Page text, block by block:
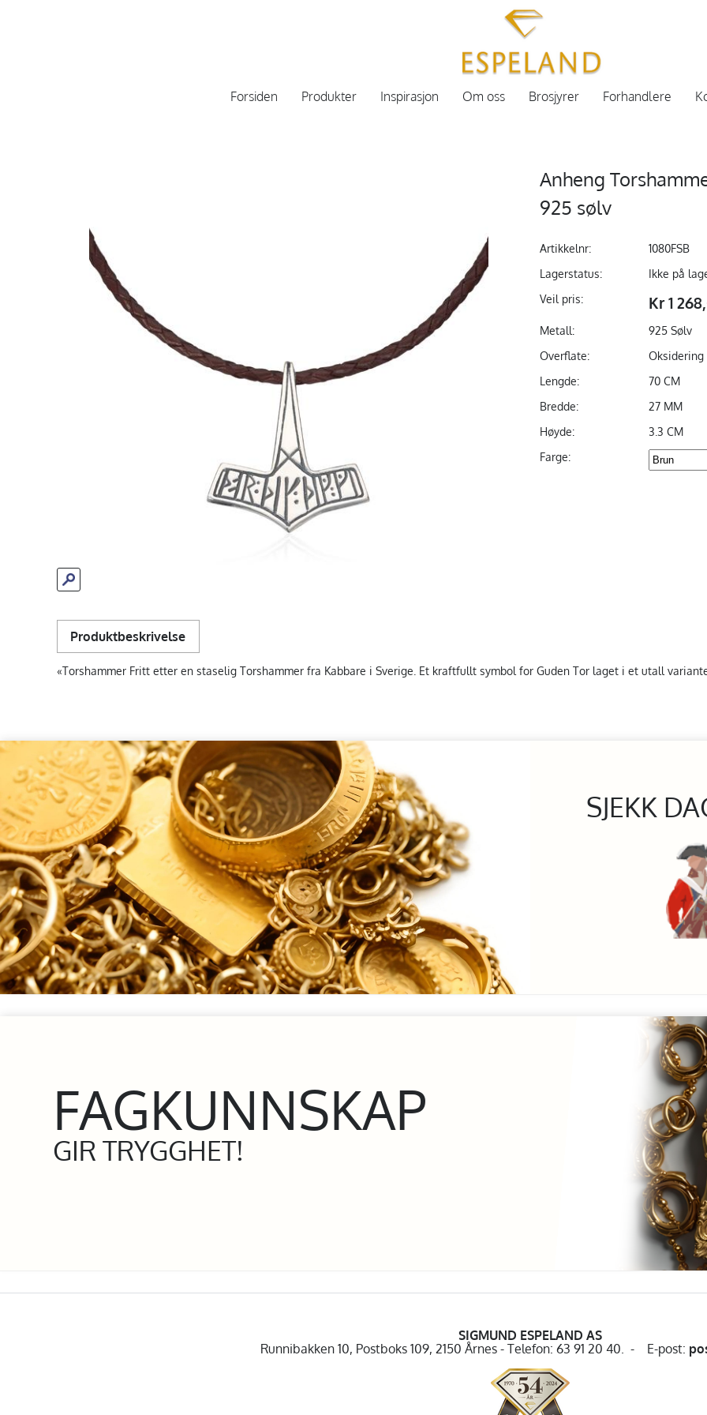
Forsiden Produkter Inspirasjon Om oss Brosjyrer Forhandlere
Anheng
925 sølv
Artikkelnr:
1080FSB
Lagerstatus:
Ikke på
Veil pris:
Kr 1
Metall:
925 Sølv
Overflate:
Oksidering
Lengde:
70 CM
Bredde:
27 MM
Høyde:
3.3 CM
Farge:
Produktbeskrivelse
«Torshammer Fritt etter en staselig Torshammer fra Kabbare i Sverige. Et kraftfullt symbol for Guden Tor laget i et utall
SJEKK
FAGKUNNSKAP
GIR TRYGGHET!
SIGMUND ESPELAND AS
Runnibakken 10, Postboks 109, 2150 Årnes - Telefon: 63 91 20 40. - E-post: